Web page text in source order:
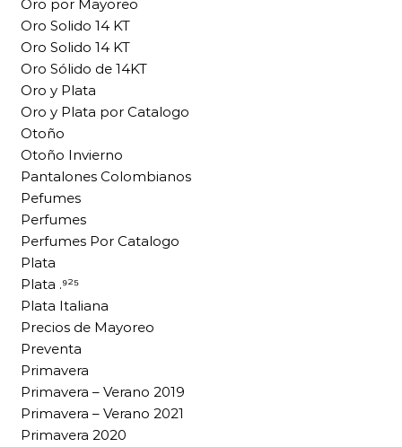
Oro por Mayoreo
Oro Solido 14 KT
Oro Solido 14 KT
Oro Sólido de 14KT
Oro y Plata
Oro y Plata por Catalogo
Otoño
Otoño Invierno
Pantalones Colombianos
Pefumes
Perfumes
Perfumes Por Catalogo
Plata
Plata .⁹²⁵
Plata Italiana
Precios de Mayoreo
Preventa
Primavera
Primavera – Verano 2019
Primavera – Verano 2021
Primavera 2020